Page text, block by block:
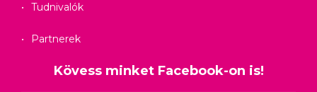
Tudnivalók
Partnerek
Kövess minket Facebook-on is!